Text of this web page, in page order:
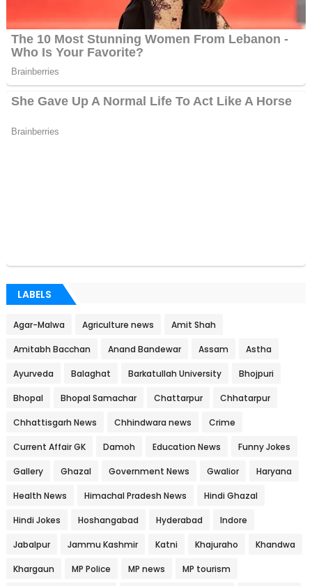
LABELS
Agar-Malwa Agriculture news Amit Shah
Amitabh Bacchan Anand Bandewar Assam Astha
Ayurveda Balaghat Barkatullah University Bhojpuri
Bhopal Bhopal Samachar Chattarpur Chhatarpur
Chhattisgarh News Chhindwara news Crime
Current Affair GK Damoh Education News Funny Jokes
Gallery Ghazal Government News Gwalior Haryana
Health News Himachal Pradesh News Hindi Ghazal
Hindi Jokes Hoshangabad Hyderabad Indore
Jabalpur Jammu Kashmir Katni Khajuraho Khandwa
Khargaun MP Police MP news MP tourism